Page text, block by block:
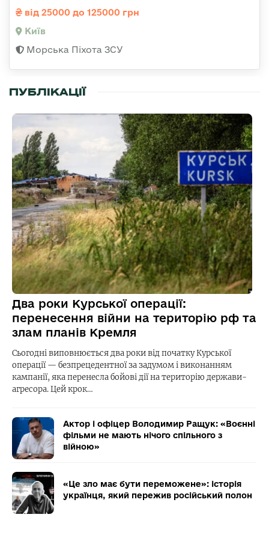
від 25000 до 125000 грн
Київ
Морська Піхота ЗСУ
ПУБЛІКАЦІЇ
Два роки Курської операції:
перенесення війни на територію рф та
злам планів Кремля
Сьогодні виповнюється два роки від початку Курської
операції — безпрецедентної за задумом і виконанням
кампанії, яка перенесла бойові дії на територію держави-
агресора. Цей крок…
Актор і офіцер Володимир Ращук: «Воєнні
фільми не мають нічого спільного з
війною»
«Це зло має бути переможене»: історія
українця, який пережив російський полон